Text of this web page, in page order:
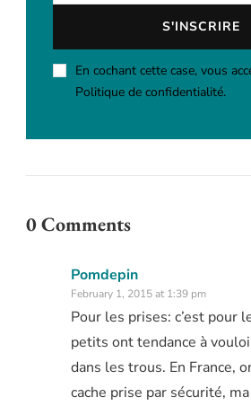
En cochant cette case, vous
Politique de confidentialité.
0 Comments
Pomdepin
February 1, 2015 at 1:39 pm
Pour les prises: c’est pour
petits ont tendance à
dans les trous. En France,
cache prise par sécurité,